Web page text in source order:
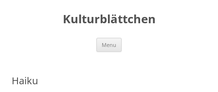
Kulturblättchen
Menu
Haiku